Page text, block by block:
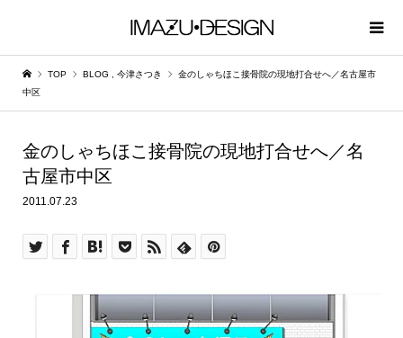
TOP BLOG 今津さつき
金のしゃちほこ接骨院の現地打合せへ／名古屋市
中区
金のしゃちほこ接骨院の現地打合せへ／名
古屋市中区
2011.07.23